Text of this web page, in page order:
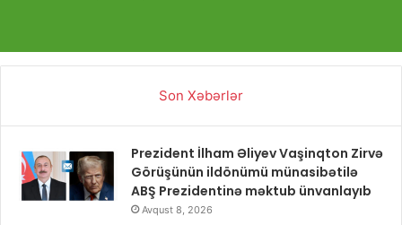
Son Xəbərlər
Prezident İlham Əliyev Vaşinqton Zirvə
Görüşünün ildönümü münasibətilə
ABŞ Prezidentinə məktub ünvanlayıb
Avqust 8, 2026